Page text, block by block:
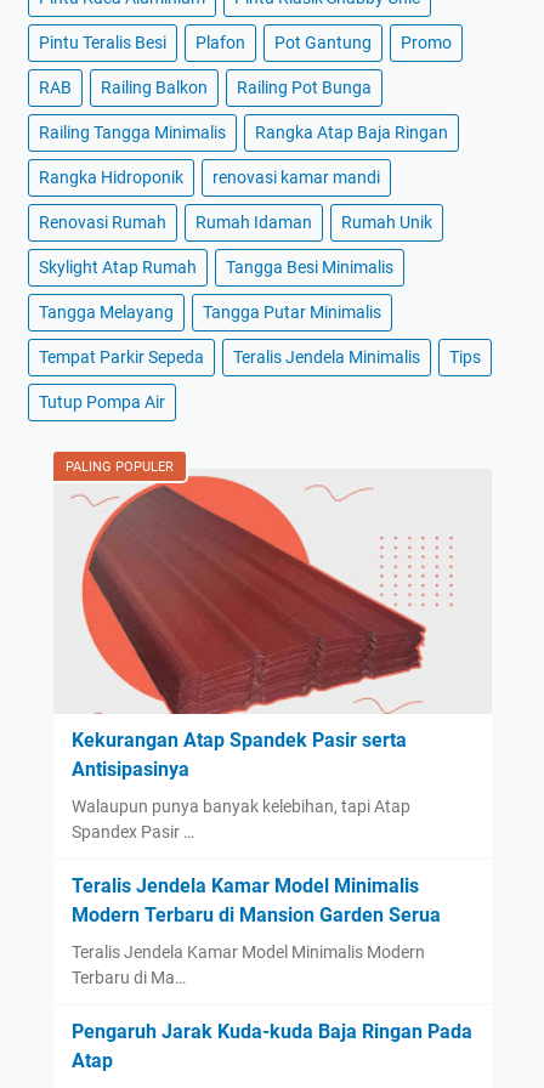
Pintu Teralis Besi Plafon Pot Gantung Promo
RAB Railing Balkon Railing Pot Bunga
Railing Tangga Minimalis Rangka Atap Baja Ringan
Rangka Hidroponik renovasi kamar mandi
Renovasi Rumah Rumah Idaman Rumah Unik
Skylight Atap Rumah Tangga Besi Minimalis
Tangga Melayang Tangga Putar Minimalis
Tempat Parkir Sepeda Teralis Jendela Minimalis Tips
Tutup Pompa Air
PALING POPULER
Kekurangan Atap Spandek Pasir serta
Antisipasinya
Walaupun punya banyak kelebihan, tapi Atap
Spandex Pasir …
Teralis Jendela Kamar Model Minimalis
Modern Terbaru di Mansion Garden Serua
Teralis Jendela Kamar Model Minimalis Modern
Terbaru di Ma…
Pengaruh Jarak Kuda-kuda Baja Ringan Pada
Atap